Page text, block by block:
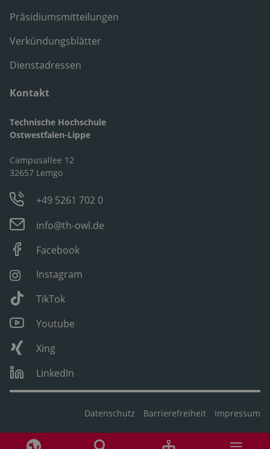
Präsidiumsmitteilungen
Verkündungsblätter
Dienstadressen
Kontakt
Technische Hochschule
Ostwestfalen-Lippe
Campusallee 12
32657 Lemgo
+49 5261 702 0
info@th-owl.de
Facebook
Instagram
TikTok
Youtube
Xing
LinkedIn
Datenschutz Barrierefreiheit Impressum